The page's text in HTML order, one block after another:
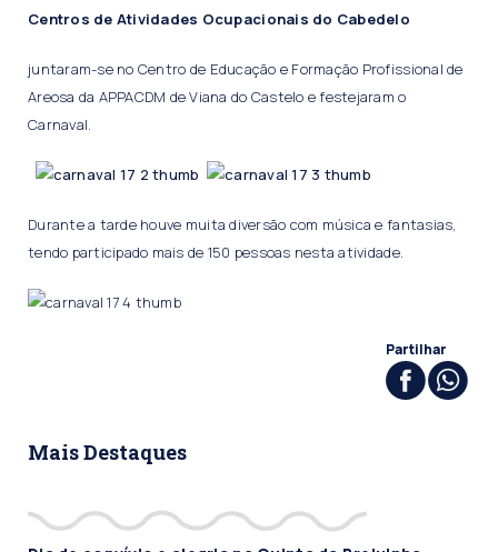
Centros de Atividades Ocupacionais do Cabedelo
juntaram-se no Centro de Educação e Formação Profissional de
Areosa da APPACDM de Viana do Castelo e festejaram o
Carnaval.
Durante a tarde houve muita diversão com música e fantasias,
tendo participado mais de 150 pessoas nesta atividade.
Partilhar
Mais Destaques